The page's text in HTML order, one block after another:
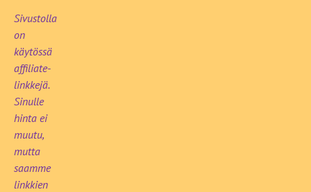
Sivustolla
on
käytössä
affiliate-
linkkejä.
Sinulle
hinta ei
muutu,
mutta
saamme
linkkien